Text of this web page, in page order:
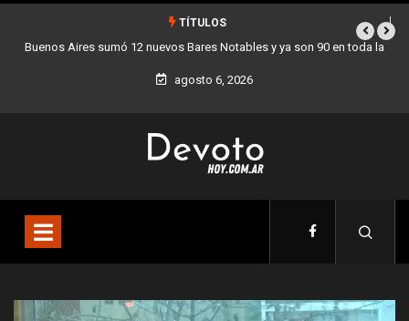
TÍTULOS
en toda la Los stands móviles de la Ciudad llegan esta semana a Villa
agosto 6, 2026